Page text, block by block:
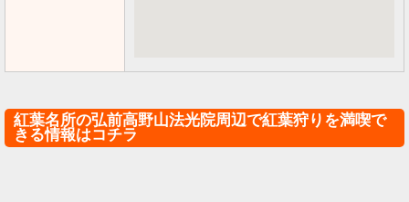
紅葉名所の弘前高野山法光院周辺で紅葉狩りを満喫で
きる情報はコチラ